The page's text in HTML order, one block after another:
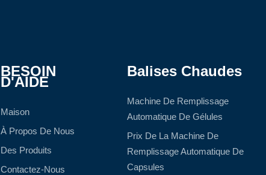
BESOIN
D'AIDE
Maison
À Propos De Nous
Des Produits
Contactez-Nous
Balises Chaudes
Machine De Remplissage
Automatique De Gélules
Prix De La Machine De
Remplissage Automatique De
Capsules